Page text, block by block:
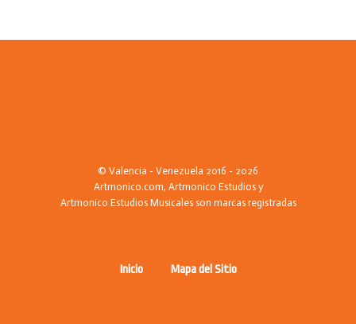
© Valencia - Venezuela 2016 - 2026
Artmonico.com, Artmonico Estudios y
Artmonico Estudios Musicales son marcas registradas
Inicio Mapa del Sitio